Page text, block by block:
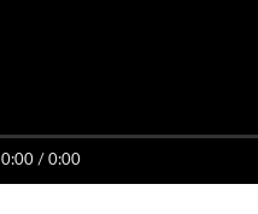
0:00 / 0:00